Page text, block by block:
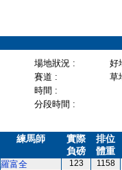
場地狀況 :
好
賽道 :
草
時間 :
分段時間 :
練馬師
實際
負磅
排位
體重
羅富全 123 1158